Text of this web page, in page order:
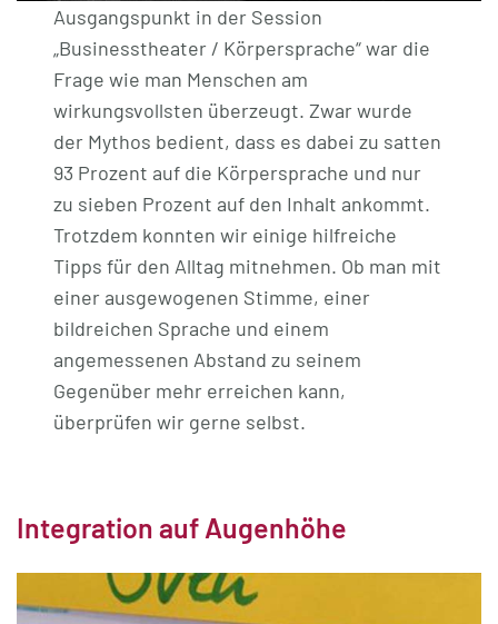
Ausgangspunkt in der Session
„Businesstheater / Körpersprache“ war die
Frage wie man Menschen am
wirkungsvollsten überzeugt. Zwar wurde
der Mythos bedient, dass es dabei zu satten
93 Prozent auf die Körpersprache und nur
zu sieben Prozent auf den Inhalt ankommt.
Trotzdem konnten wir einige hilfreiche
Tipps für den Alltag mitnehmen. Ob man mit
einer ausgewogenen Stimme, einer
bildreichen Sprache und einem
angemessenen Abstand zu seinem
Gegenüber mehr erreichen kann,
überprüfen wir gerne selbst.
Integration auf Augenhöhe